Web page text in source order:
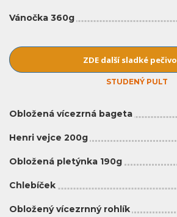
Vánočka 360g
ZDE další sladké pečivo
STUDENÝ PULT
Obložená vícezrná bageta
Henri vejce 200g
Obložená pletýnka 190g
Chlebíček
Obložený vícezrnný rohlík